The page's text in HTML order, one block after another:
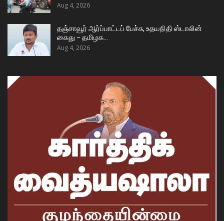
Aug 4, 2026
தஞ்சாவூர் ஆர்ப்பாட்டப் பேச்சு, உதயநிதி ஸ்டாலின்
கைது – தமிழக…
Aug 4, 2026